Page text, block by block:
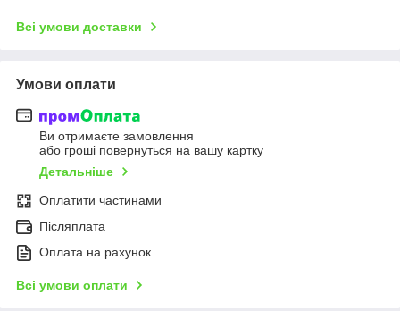
Всі умови доставки
Умови оплати
Ви отримаєте замовлення
або гроші повернуться на вашу картку
Детальніше
Оплатити частинами
Післяплата
Оплата на рахунок
Всі умови оплати